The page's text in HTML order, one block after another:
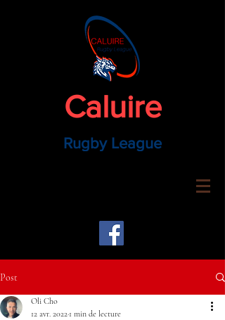
Caluire
Rugby League
Post
Oli Cho
12 avr. 2022 1 min de lecture